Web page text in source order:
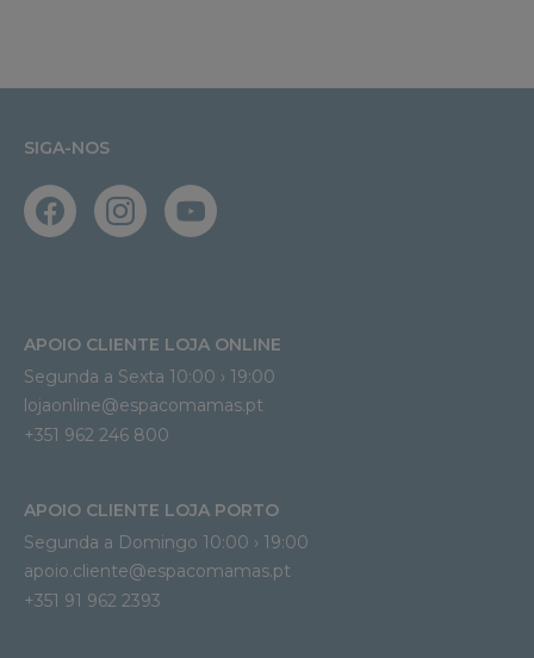
SIGA-NOS
APOIO CLIENTE LOJA ONLINE
Segunda a Sexta 10:00 › 19:00
lojaonline@espacomamas.pt
+351 962 246 800
APOIO CLIENTE LOJA PORTO
Segunda a Domingo 10:00 › 19:00
apoio.cliente@espacomamas.pt
+351 91 962 2393